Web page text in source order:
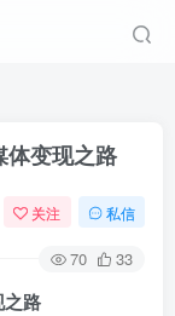
体变现之路
关注 私信
70 33
之路